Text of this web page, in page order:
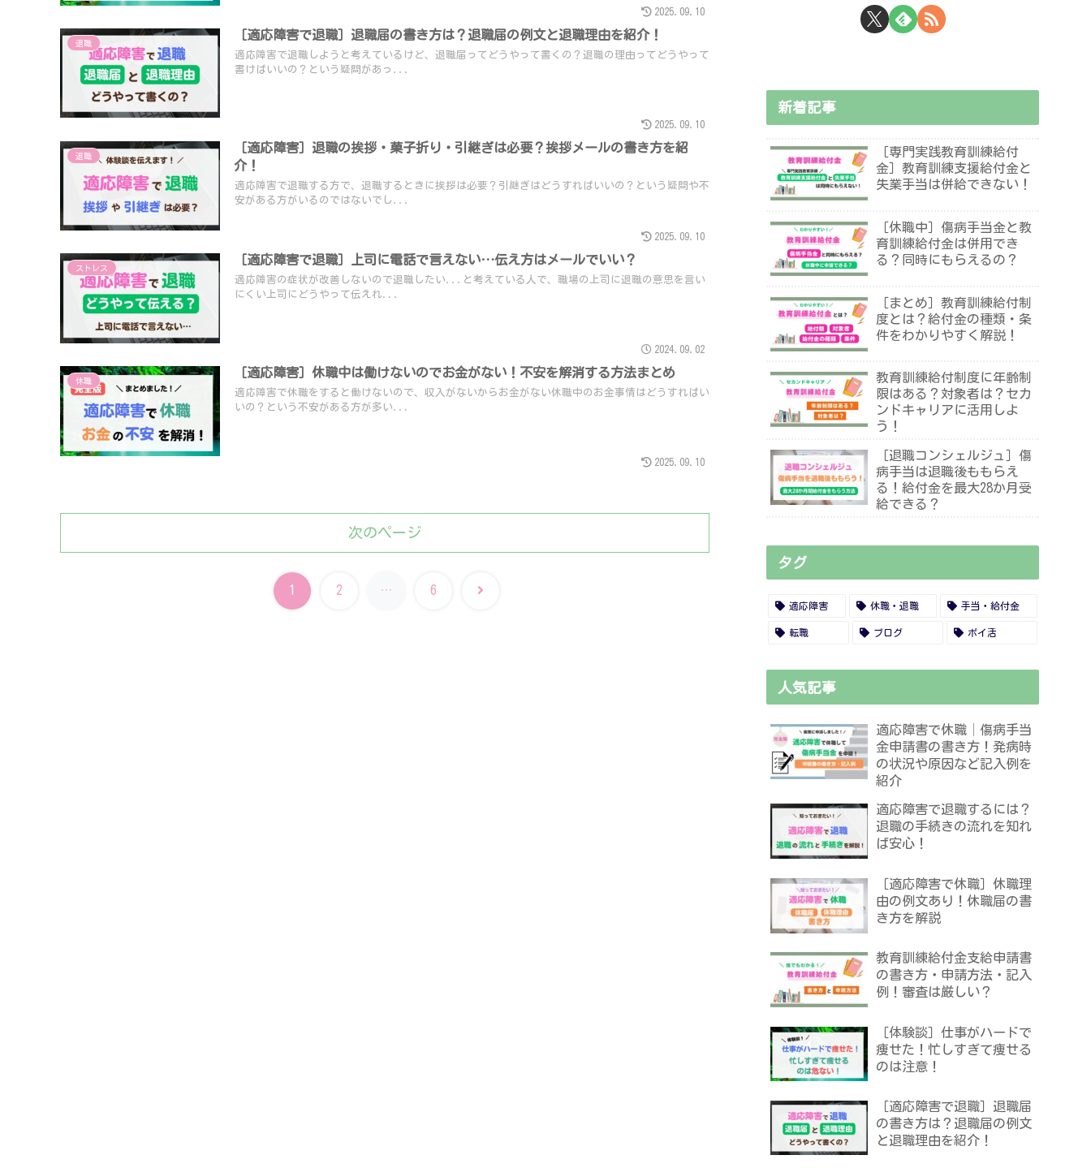
2025.09.10
退職
［適応障害で退職］退職届の書き方は？退職届の例文と退職理由を紹介！
適応障害で退職しようと考えているけど、退職届ってどうやって書くの？退職の理由ってどうやって
書けばいいの？という疑問があっ...
2025.09.10
退職
［適応障害］退職の挨拶・菓子折り・引継ぎは必要？挨拶メールの書き方を紹
介！
適応障害で退職する方で、退職するときに挨拶は必要？引継ぎはどうすればいいの？という疑問や不
安がある方がいるのではないでし...
2025.09.10
ストレス
［適応障害で退職］上司に電話で言えない…伝え方はメールでいい？
適応障害の症状が改善しないので退職したい...と考えている人で、職場の上司に退職の意思を言い
にくい上司にどうやって伝えれ...
2024.09.02
休職
［適応障害］休職中は働けないのでお金がない！不安を解消する方法まとめ
適応障害で休職をすると働けないので、収入がないからお金がない休職中のお金事情はどうすればい
いの？という不安がある方が多い...
2025.09.10
次のページ
1 2 … 6 次
新着記事
［専門実践教育訓練給付
金］教育訓練支援給付金と
失業手当は併給できない！
［休職中］傷病手当金と教
育訓練給付金は併用でき
る？同時にもらえるの？
［まとめ］教育訓練給付制
度とは？給付金の種類・条
件をわかりやすく解説！
教育訓練給付制度に年齢制
限はある？対象者は？セカ
ンドキャリアに活用しよ
う！
［退職コンシェルジュ］傷
病手当は退職後ももらえ
る！給付金を最大28か月受
給できる？
タグ
適応障害 休職・退職 手当・給付金
転職 ブログ ポイ活
人気記事
適応障害で休職│傷病手当
金申請書の書き方！発病時
の状況や原因など記入例を
紹介
適応障害で退職するには？
退職の手続きの流れを知れ
ば安心！
［適応障害で休職］休職理
由の例文あり！休職届の書
き方を解説
教育訓練給付金支給申請書
の書き方・申請方法・記入
例！審査は厳しい？
［体験談］仕事がハードで
痩せた！忙しすぎて痩せる
のは注意！
［適応障害で退職］退職届
の書き方は？退職届の例文
と退職理由を紹介！